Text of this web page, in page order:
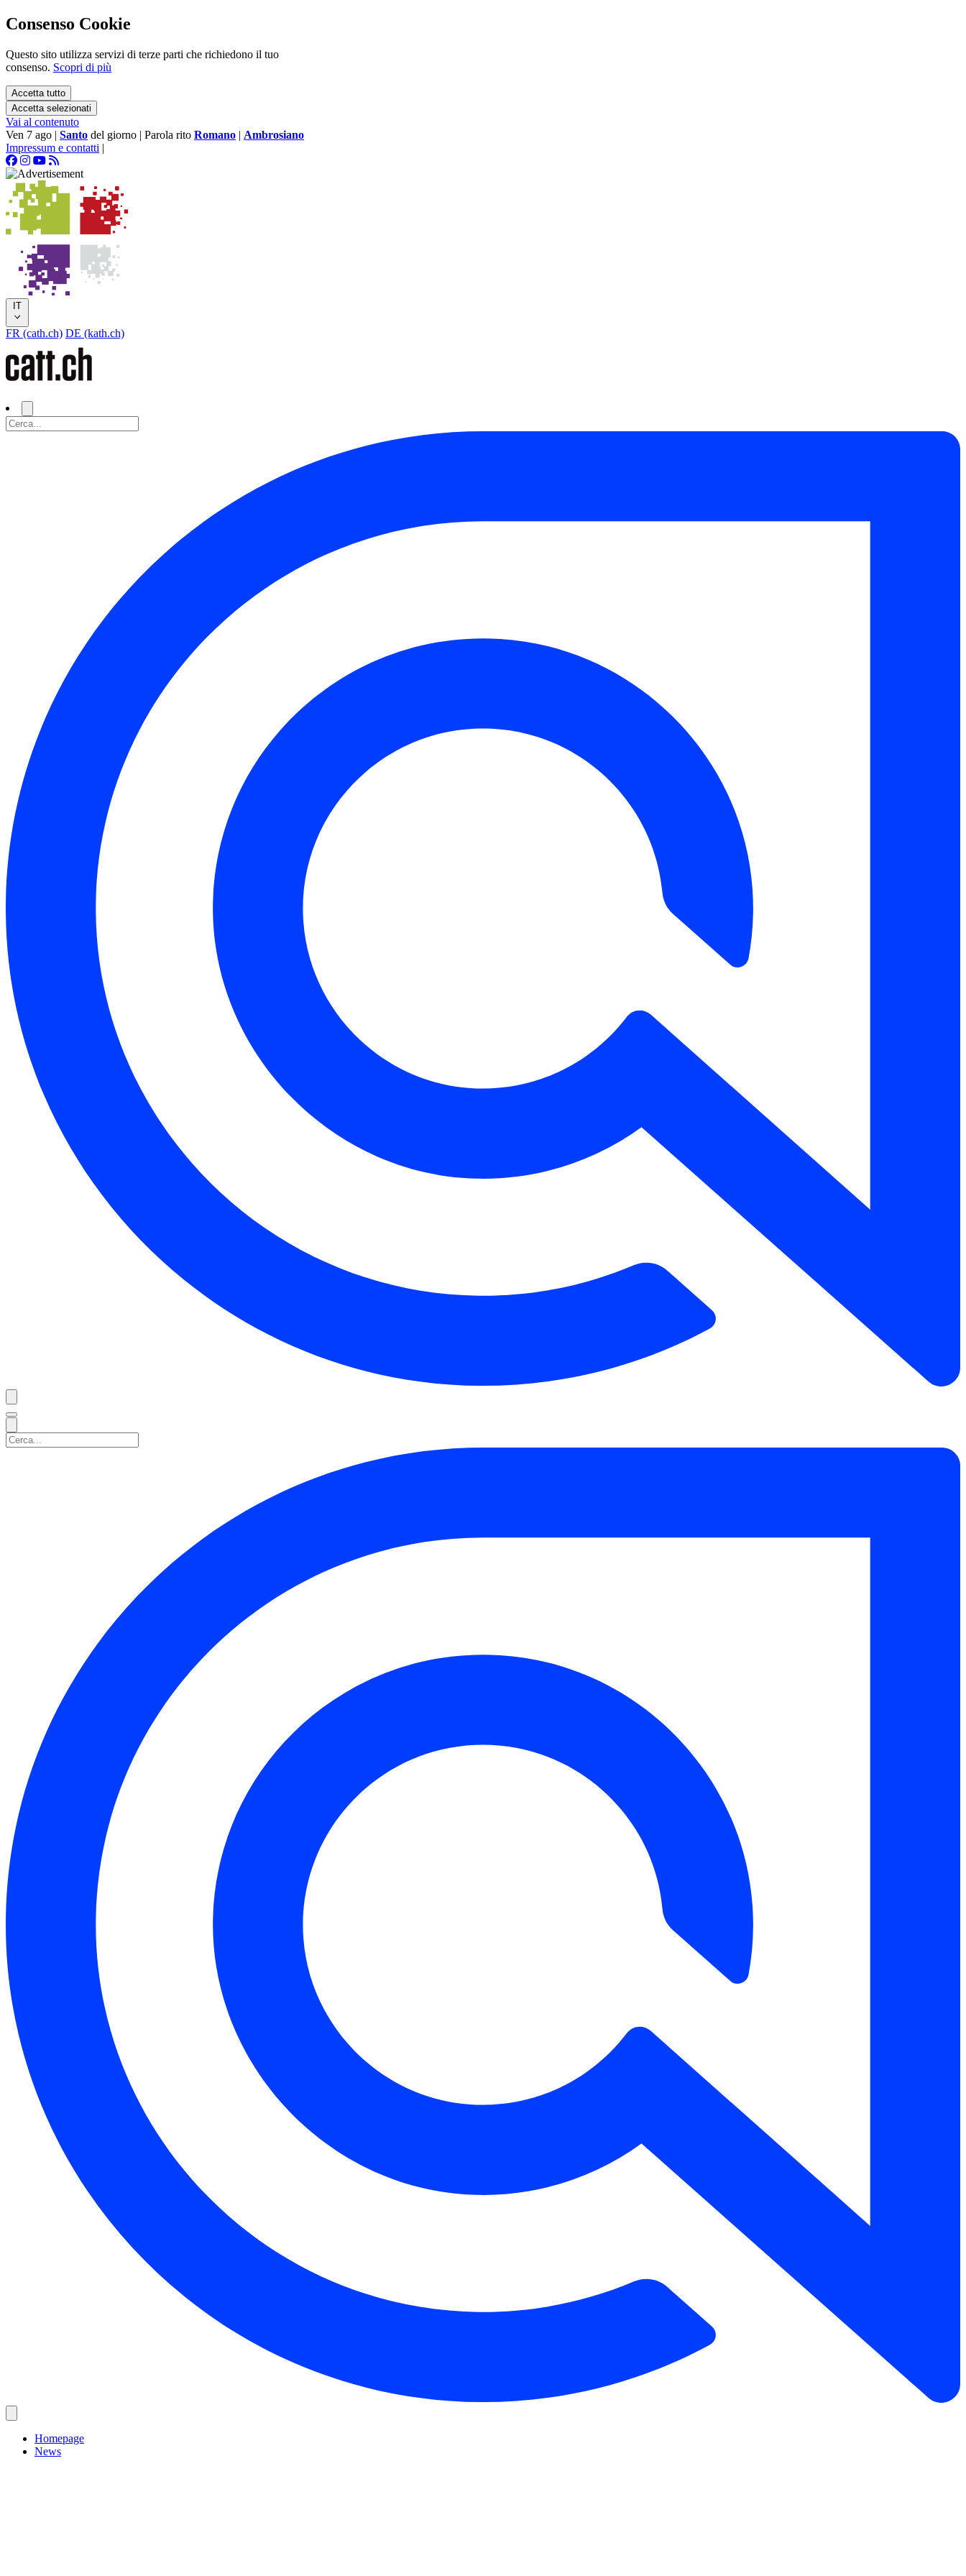
Consenso Cookie
Questo sito utilizza servizi di terze parti che richiedono il tuo
consenso. Scopri di più
Accetta tutto
Accetta selezionati
Vai al contenuto
Ven 7 ago | Santo del giorno | Parola rito Romano | Ambrosiano
Impressum e contatti |
IT
FR (cath.ch) DE (kath.ch)
Homepage
News